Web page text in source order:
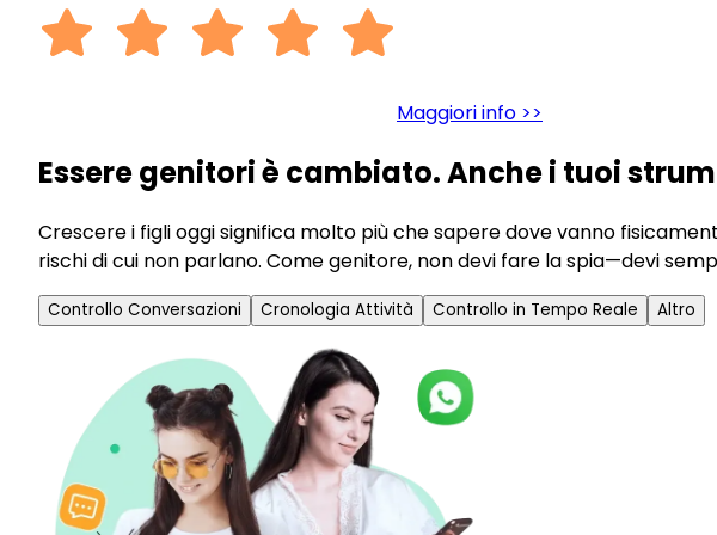
Maggiori info >>
Essere genitori è cambiato. Anche i tuoi
Crescere i figli oggi significa molto più che sapere dove vanno
rischi di cui non parlano. Come genitore, non devi fare la spia—devi
Controllo Conversazioni Cronologia Attività Controllo in Tempo Reale Altro